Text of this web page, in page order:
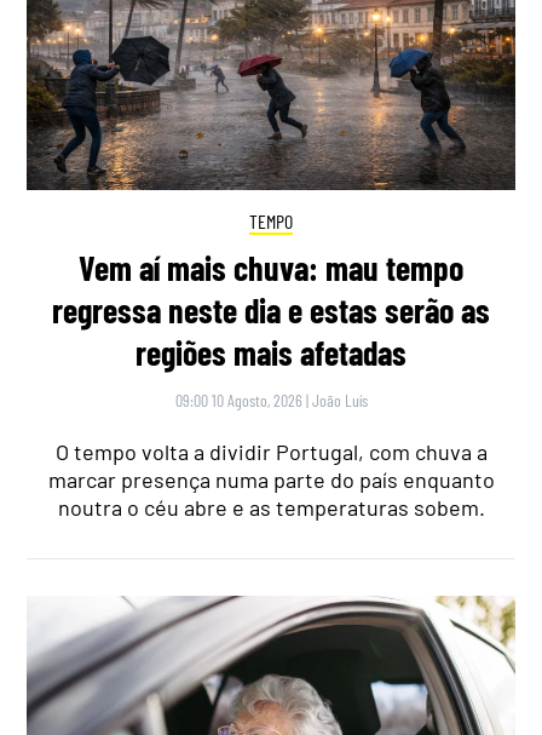
TEMPO
Vem aí mais chuva: mau tempo
regressa neste dia e estas serão as
regiões mais afetadas
09:00 10 Agosto, 2026 |João Luís
O tempo volta a dividir Portugal, com chuva a
marcar presença numa parte do país enquanto
noutra o céu abre e as temperaturas sobem.